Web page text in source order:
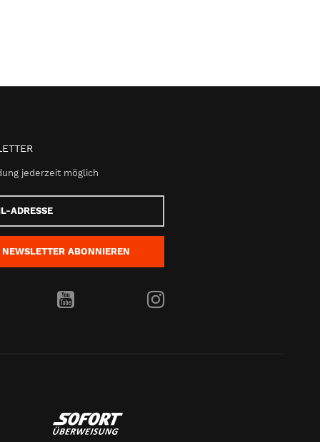
jederzeit möglich
NEWSLETTER ABONNIEREN